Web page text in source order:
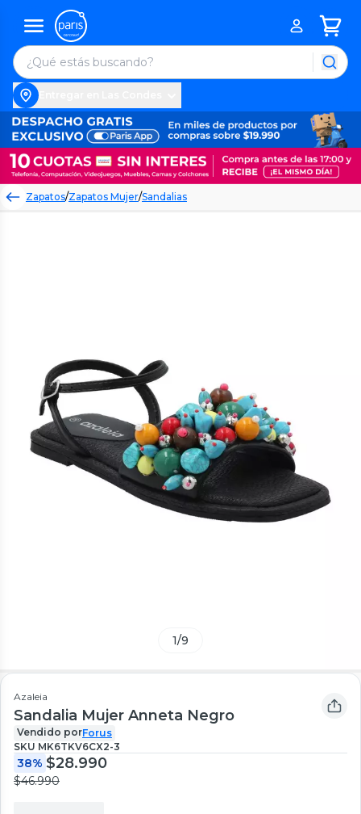
Zapatos/Zapatos Mujer/Sandalias
1/9
Azaleia
Sandalia Mujer Anneta Negro
Vendido porForus
SKU MK6TKV6CX2-3
38% $28.990
$46.990